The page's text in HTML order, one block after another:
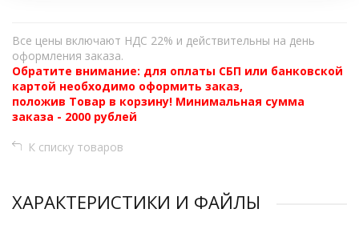
Все цены включают НДС 22% и действительны на день
оформления заказа.
Обратите внимание: для оплаты СБП или банковской
картой необходимо оформить заказ,
положив Товар в корзину! Минимальная сумма
заказа - 2000 рублей
К списку товаров
ХАРАКТЕРИСТИКИ И ФАЙЛЫ